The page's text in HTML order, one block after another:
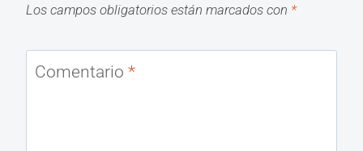
Los campos obligatorios están marcados con *
Comentario *